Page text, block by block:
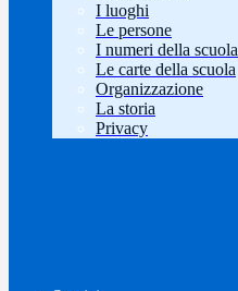
I luoghi
Le persone
I numeri della scuola
Le carte della scuola
Organizzazione
La storia
Privacy